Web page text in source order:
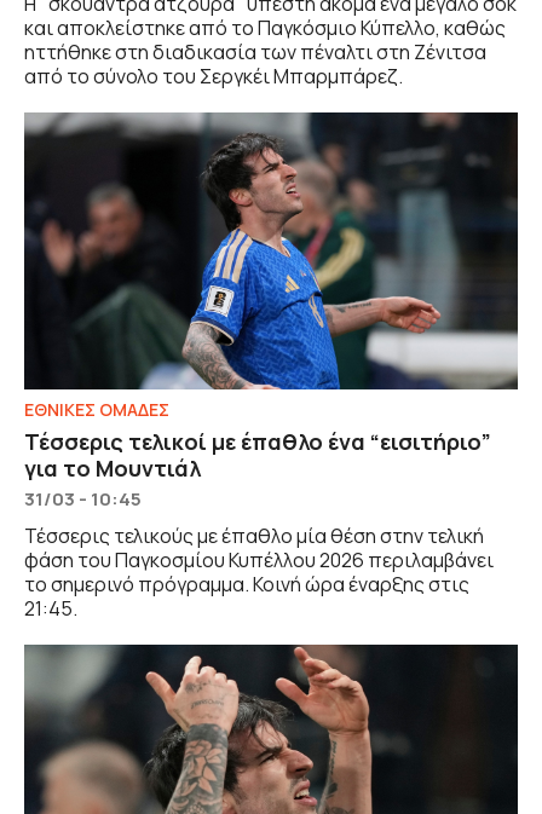
και αποκλείστηκε από το Παγκόσμιο Κύπελλο, καθώς
ηττήθηκε στη διαδικασία των πέναλτι στη Ζένιτσα
από το σύνολο του Σεργκέι Μπαρμπάρεζ.
ΕΘΝΙΚΕΣ ΟΜΑΔΕΣ
Τέσσερις τελικοί με έπαθλο ένα “εισιτήριο”
για το Μουντιάλ
31/03 - 10:45
Τέσσερις τελικούς με έπαθλο μία θέση στην τελική
φάση του Παγκοσμίου Κυπέλλου 2026 περιλαμβάνει
το σημερινό πρόγραμμα. Κοινή ώρα έναρξης στις
21:45.